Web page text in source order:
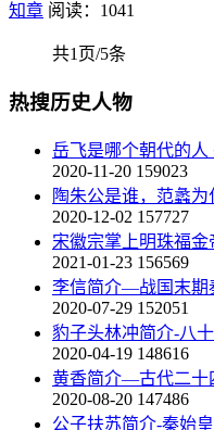
知章 阅读：1041
共1页/5条
热搜历史人物
岳飞是哪个朝代的
2020-11-20 159023
陶朱公是谁，范蠡
2020-12-02 157727
宋徽宗掌上明珠福
2021-01-23 156569
李信简介—战国末期
2020-07-29 152051
豹子头林冲简介-八
2020-04-19 148616
黄香简介—古代二十
2020-08-20 147486
公子扶苏简介-秦始